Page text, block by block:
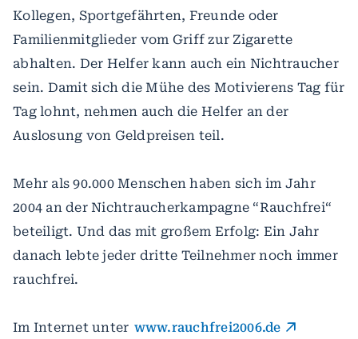
Kollegen, Sportgefährten, Freunde oder
Familienmitglieder vom Griff zur Zigarette
abhalten. Der Helfer kann auch ein Nichtraucher
sein. Damit sich die Mühe des Motivierens Tag für
Tag lohnt, nehmen auch die Helfer an der
Auslosung von Geldpreisen teil.
Mehr als 90.000 Menschen haben sich im Jahr
2004 an der Nichtraucherkampagne “Rauchfrei“
beteiligt. Und das mit großem Erfolg: Ein Jahr
danach lebte jeder dritte Teilnehmer noch immer
rauchfrei.
Im Internet unter www.rauchfrei2006.de